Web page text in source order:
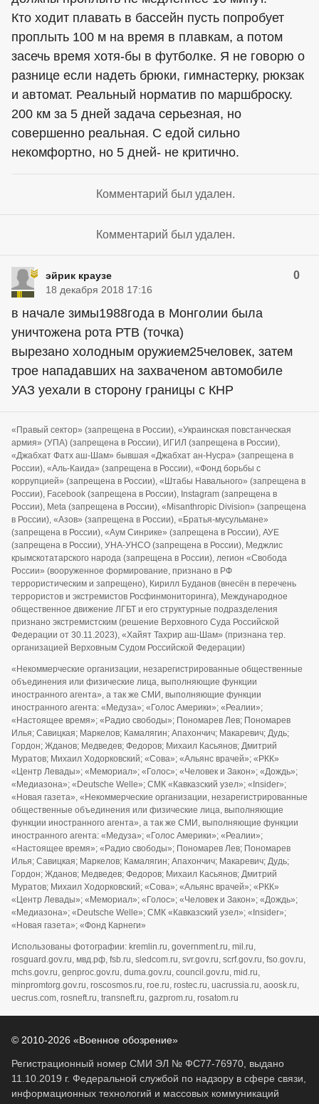
Кто ходит плавать в бассейн пусть попробует
проплыть 100 м на время в плавкам, а потом
засечь время хотя-бы в футболке. Я не говорю о
разнице если надеть брюки, гимнастерку, рюкзак
и автомат. Реальный норматив по маршброску.
200 км за 5 дней задача серьезная, но
совершенно реальная. С едой сильно
некомфортно, но 5 дней- не критично.
Комментарий был удален.
Комментарий был удален.
эйрик краузе 0
18 декабря 2018 17:16
в начале зимы1988года в Монголии была
уничтожена рота РТВ (точка)
вырезано холодным оружием25человек, затем
трое нападавших на захваченом автомобиле
УАЗ уехали в сторону границы с КНР
«Правый сектор» (запрещена в России), «Украинская повстанческая
армия» (УПА) (запрещена в России), ИГИЛ (запрещена в России),
«Джабхат Фатх аш-Шам» бывшая «Джабхат ан-Нусра» (запрещена в
России), «Аль-Каида» (запрещена в России), «Фонд борьбы с
коррупцией» (запрещена в России), «Штабы Навального» (запрещена в
России), Facebook (запрещена в России), Instagram (запрещена в
России), Meta (запрещена в России), «Misanthropic Division» (запрещена
в России), «Азов» (запрещена в России), «Братья-мусульмане»
(запрещена в России), «Аум Синрике» (запрещена в России), АУЕ
(запрещена в России), УНА-УНСО (запрещена в России), Меджлис
крымскотатарского народа (запрещена в России), легион «Свобода
России» (вооруженное формирование, признано в РФ
террористическим и запрещено), Кирилл Буданов (внесён в перечень
террористов и экстремистов Росфинмониторинга), Международное
общественное движение ЛГБТ и его структурные подразделения
признано экстремистским (решение Верховного Суда Российской
Федерации от 30.11.2023), «Хайят Тахрир аш-Шам» (признана тер.
организацией Верховным Судом Российской Федерации)
«Некоммерческие организации, незарегистрированные общественные
объединения или физические лица, выполняющие функции
иностранного агента», а так же СМИ, выполняющие функции
иностранного агента: «Медуза»; «Голос Америки»; «Реалии»;
«Настоящее время»; «Радио свободы»; Пономарев Лев; Пономарев
Илья; Савицкая; Маркелов; Камалягин; Апахончич; Макаревич; Дудь;
Гордон; Жданов; Медведев; Федоров; Михаил Касьянов; Дмитрий
Муратов; Михаил Ходорковский; «Сова»; «Альянс врачей»; «РКК»
«Центр Левады»; «Мемориал»; «Голос»; «Человек и Закон»; «Дождь»;
«Медиазона»; «Deutsche Welle»; СМК «Кавказский узел»; «Insider»;
«Новая газета», «Некоммерческие организации, незарегистрированные
общественные объединения или физические лица, выполняющие
функции иностранного агента», а так же СМИ, выполняющие функции
иностранного агента: «Медуза»; «Голос Америки»; «Реалии»;
«Настоящее время»; «Радио свободы»; Пономарев Лев; Пономарев
Илья; Савицкая; Маркелов; Камалягин; Апахончич; Макаревич; Дудь;
Гордон; Жданов; Медведев; Федоров; Михаил Касьянов; Дмитрий
Муратов; Михаил Ходорковский; «Сова»; «Альянс врачей»; «РКК»
«Центр Левады»; «Мемориал»; «Голос»; «Человек и Закон»; «Дождь»;
«Медиазона»; «Deutsche Welle»; СМК «Кавказский узел»; «Insider»;
«Новая газета»; «Фонд Карнеги»
Использованы фотографии: kremlin.ru, government.ru, mil.ru,
rosguard.gov.ru, мвд.рф, fsb.ru, sledcom.ru, svr.gov.ru, scrf.gov.ru, fso.gov.ru,
mchs.gov.ru, genproc.gov.ru, duma.gov.ru, council.gov.ru, mid.ru,
minpromtorg.gov.ru, roscosmos.ru, roe.ru, rostec.ru, uacrussia.ru, aoosk.ru,
uecrus.com, rosneft.ru, transneft.ru, gazprom.ru, rosatom.ru
© 2010-2026 «Военное обозрение»
Регистрационный номер СМИ ЭЛ № ФС77-76970, выдано
11.10.2019 г. Федеральной службой по надзору в сфере связи,
информационных технологий и массовых коммуникаций